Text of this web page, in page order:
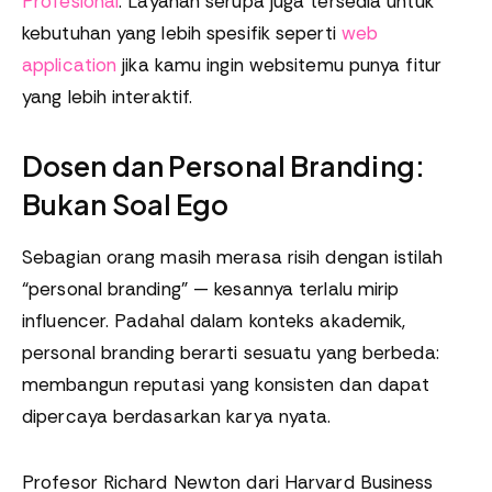
kebutuhan yang lebih spesifik seperti web
application jika kamu ingin websitemu punya fitur
yang lebih interaktif.
Dosen dan Personal Branding:
Bukan Soal Ego
Sebagian orang masih merasa risih dengan istilah
“personal branding” — kesannya terlalu mirip
influencer. Padahal dalam konteks akademik,
personal branding berarti sesuatu yang berbeda:
membangun reputasi yang konsisten dan dapat
dipercaya berdasarkan karya nyata.
Profesor Richard Newton dari Harvard Business